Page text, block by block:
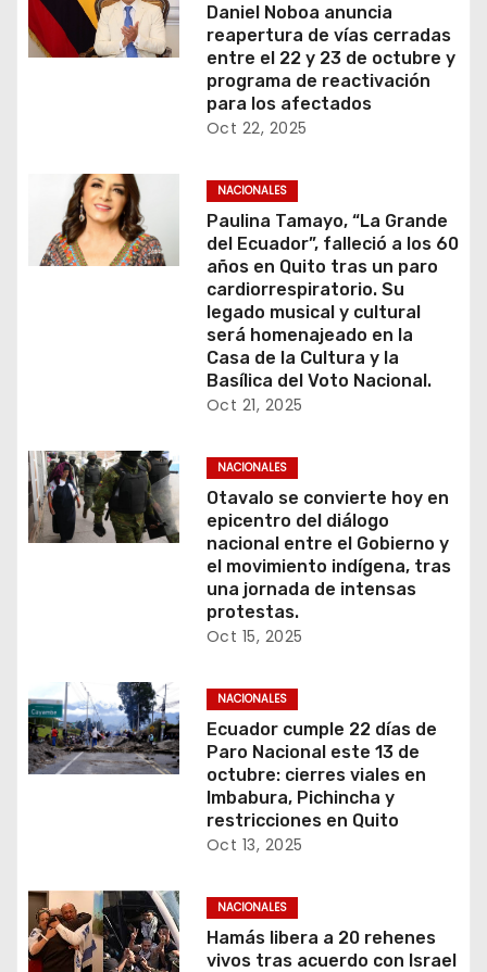
Daniel Noboa anuncia
reapertura de vías cerradas
entre el 22 y 23 de octubre y
programa de reactivación
para los afectados
Oct 22, 2025
NACIONALES
Paulina Tamayo, “La Grande
del Ecuador”, falleció a los 60
años en Quito tras un paro
cardiorrespiratorio. Su
legado musical y cultural
será homenajeado en la
Casa de la Cultura y la
Basílica del Voto Nacional.
Oct 21, 2025
NACIONALES
Otavalo se convierte hoy en
epicentro del diálogo
nacional entre el Gobierno y
el movimiento indígena, tras
una jornada de intensas
protestas.
Oct 15, 2025
NACIONALES
Ecuador cumple 22 días de
Paro Nacional este 13 de
octubre: cierres viales en
Imbabura, Pichincha y
restricciones en Quito
Oct 13, 2025
NACIONALES
Hamás libera a 20 rehenes
vivos tras acuerdo con Israel